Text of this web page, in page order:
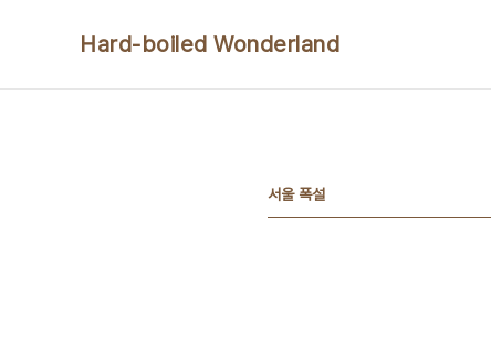
Hard-boiled Wonderland
서울 폭설